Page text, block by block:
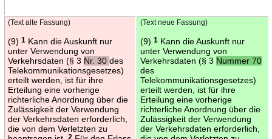
(Text alte Fassung)
(9) 1Kann die Auskunft nur
unter Verwendung von
Verkehrsdaten (§ 3 Nr. 30 des
Telekommunikationsgesetzes)
erteilt werden, ist für ihre
Erteilung eine vorherige
richterliche Anordnung über die
Zulässigkeit der Verwendung
der Verkehrsdaten erforderlich,
die von dem Verletzten zu
2
(Text neue Fassung)
(9) 1Kann die Auskunft nur
unter Verwendung von
Verkehrsdaten (§ 3 Nummer 70
des
Telekommunikationsgesetzes)
erteilt werden, ist für ihre
Erteilung eine vorherige
richterliche Anordnung über die
Zulässigkeit der Verwendung
der Verkehrsdaten erforderlich,